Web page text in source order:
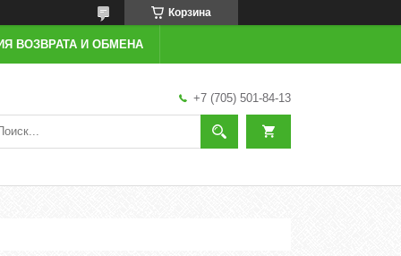
Корзина
ВОЗВРАТА И ОБМЕНА
+7 (705) 501-84-13